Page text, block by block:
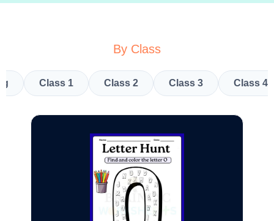
By Class
Class 1 Class 2 Class 3 Class 4